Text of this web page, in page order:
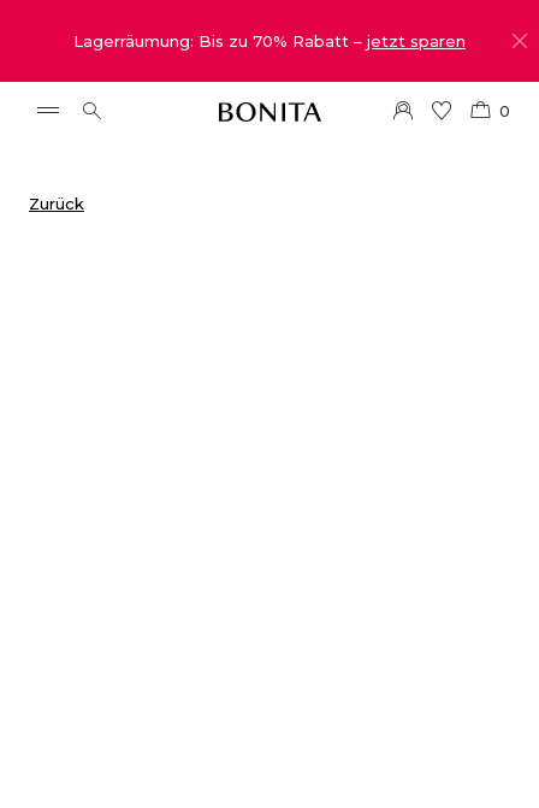
Lagerräumung: Bis zu 70% Rabatt – jetzt sparen
0
Zurück